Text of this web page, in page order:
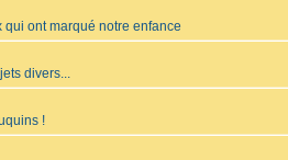
qui ont marqué notre enfance
divers...
!